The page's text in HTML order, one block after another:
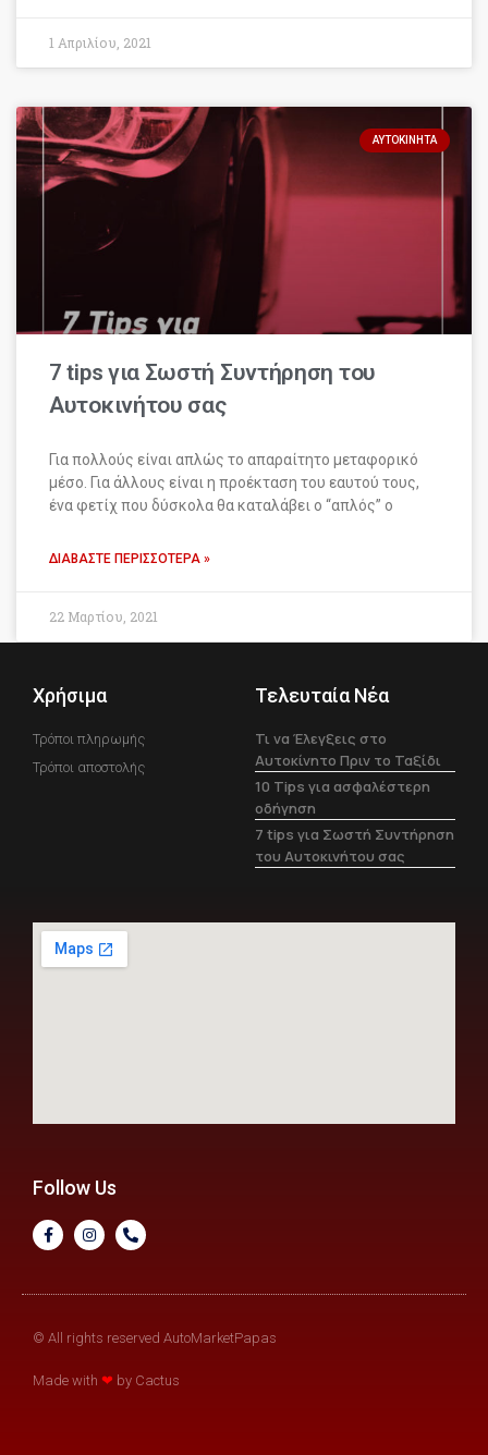
1 Απριλίου, 2021
ΑΥΤΟΚΊΝΗΤΑ
7 tips για Σωστή Συντήρηση του
Αυτοκινήτου σας
Για πολλούς είναι απλώς το απαραίτητο μεταφορικό
μέσο. Για άλλους είναι η προέκταση του εαυτού τους,
ένα φετίχ που δύσκολα θα καταλάβει ο “απλός” ο
ΔΙΑΒΆΣΤΕ ΠΕΡΙΣΣΌΤΕΡΑ »
22 Μαρτίου, 2021
Χρήσιμα
Τρόποι πληρωμής
Τρόποι αποστολής
Τελευταία Νέα
Τι να Έλεγξεις στο
Αυτοκίνητο Πριν το Ταξίδι
10 Tips για ασφαλέστερη
οδήγηση
7 tips για Σωστή Συντήρηση
του Αυτοκινήτου σας
Follow Us
© All rights reserved AutoMarketPapas
Made with ❤ by Cactus​​